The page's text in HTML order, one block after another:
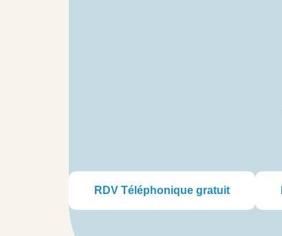
RDV Téléphonique gratuit